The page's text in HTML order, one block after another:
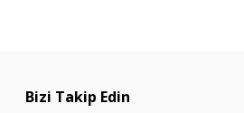
Bizi Takip Edin